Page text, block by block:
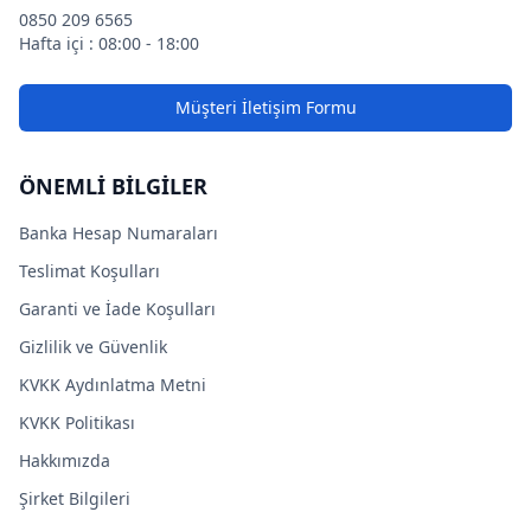
0850 209 6565
Hafta içi : 08:00 - 18:00
Müşteri İletişim Formu
ÖNEMLİ BİLGİLER
Banka Hesap Numaraları
Teslimat Koşulları
Garanti ve İade Koşulları
Gizlilik ve Güvenlik
KVKK Aydınlatma Metni
KVKK Politikası
Hakkımızda
Şirket Bilgileri